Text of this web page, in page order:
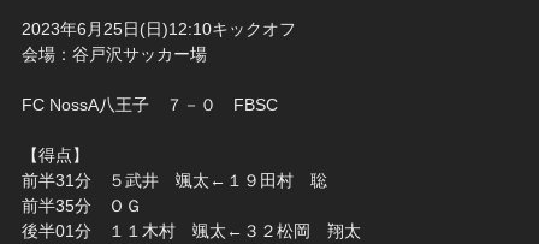
2023年6月25日(日)12:10キックオフ
会場：谷戸沢サッカー場
FC NossA八王子 ７－０ FBSC
【得点】
前半31分 ５武井 颯太←１９田村 聡
前半35分 ＯＧ
後半01分 １１木村 颯太←３２松岡 翔太